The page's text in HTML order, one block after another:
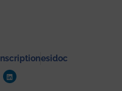
Inscriptionesidoc